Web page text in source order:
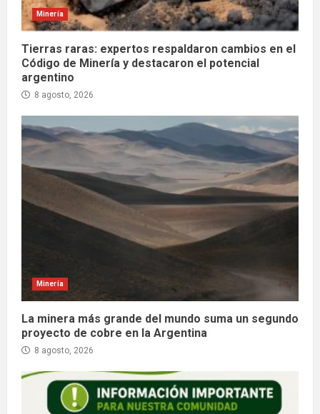
Minería
Tierras raras: expertos respaldaron cambios en el
Código de Minería y destacaron el potencial
argentino
8 agosto, 2026
Minería
La minera más grande del mundo suma un segundo
proyecto de cobre en la Argentina
8 agosto, 2026